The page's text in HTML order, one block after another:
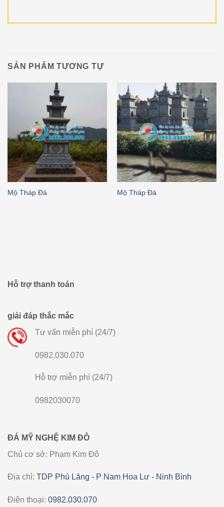
SẢN PHẨM TƯƠNG TỰ
Mộ Tháp Đá Mộ Tháp Đá
Hỗ trợ thanh toán
giải đáp thắc mắc
Tư vấn miễn phí (24/7)
0982.030.070
Hỗ trợ miễn phí (24/7)
0982030070
ĐÁ MỸ NGHỆ KIM ĐÔ
Chủ cơ sở: Phạm Kim Đô
Địa chỉ: TDP Phú Lăng - P Nam Hoa Lư - Ninh Bình
Điện thoại: 0982.030.070